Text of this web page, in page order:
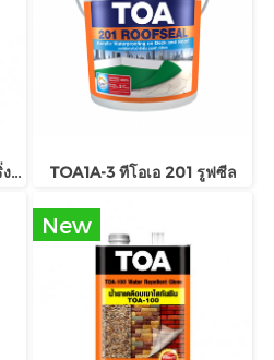
TOA1A-2 ทีโอเอ 200 ฟลอริ่งพลัส TOA1A-3 ทีโอเอ 201 รูฟซีล
New